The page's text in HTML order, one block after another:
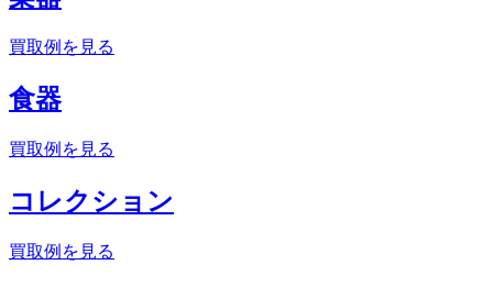
買取例を見る
食器
買取例を見る
コレクション
買取例を見る